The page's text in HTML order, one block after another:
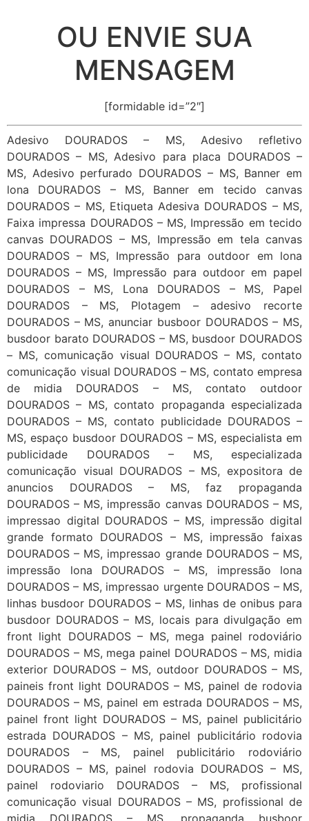
OU ENVIE SUA
MENSAGEM
[formidable id=”2″]
Adesivo DOURADOS – MS, Adesivo refletivo
DOURADOS – MS, Adesivo para placa DOURADOS –
MS, Adesivo perfurado DOURADOS – MS, Banner em
lona DOURADOS – MS, Banner em tecido canvas
DOURADOS – MS, Etiqueta Adesiva DOURADOS – MS,
Faixa impressa DOURADOS – MS, Impressão em tecido
canvas DOURADOS – MS, Impressão em tela canvas
DOURADOS – MS, Impressão para outdoor em lona
DOURADOS – MS, Impressão para outdoor em papel
DOURADOS – MS, Lona DOURADOS – MS, Papel
DOURADOS – MS, Plotagem – adesivo recorte
DOURADOS – MS, anunciar busboor DOURADOS – MS,
busdoor barato DOURADOS – MS, busdoor DOURADOS
– MS, comunicação visual DOURADOS – MS, contato
comunicação visual DOURADOS – MS, contato empresa
de midia DOURADOS – MS, contato outdoor
DOURADOS – MS, contato propaganda especializada
DOURADOS – MS, contato publicidade DOURADOS –
MS, espaço busdoor DOURADOS – MS, especialista em
publicidade DOURADOS – MS, especializada
comunicação visual DOURADOS – MS, expositora de
anuncios DOURADOS – MS, faz propaganda
DOURADOS – MS, impressão canvas DOURADOS – MS,
impressao digital DOURADOS – MS, impressão digital
grande formato DOURADOS – MS, impressão faixas
DOURADOS – MS, impressao grande DOURADOS – MS,
impressão lona DOURADOS – MS, impressão lona
DOURADOS – MS, impressao urgente DOURADOS – MS,
linhas busdoor DOURADOS – MS, linhas de onibus para
busdoor DOURADOS – MS, locais para divulgação em
front light DOURADOS – MS, mega painel rodoviário
DOURADOS – MS, mega painel DOURADOS – MS, midia
exterior DOURADOS – MS, outdoor DOURADOS – MS,
paineis front light DOURADOS – MS, painel de rodovia
DOURADOS – MS, painel em estrada DOURADOS – MS,
painel front light DOURADOS – MS, painel publicitário
estrada DOURADOS – MS, painel publicitário rodovia
DOURADOS – MS, painel publicitário rodoviário
DOURADOS – MS, painel rodovia DOURADOS – MS,
painel rodoviario DOURADOS – MS, profissional
comunicação visual DOURADOS – MS, profissional de
midia DOURADOS – MS, propaganda busboor